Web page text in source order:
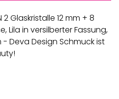
2 Glaskristalle 12 mm + 8
Lila in versilberter Fassung,
Deva Design Schmuck ist